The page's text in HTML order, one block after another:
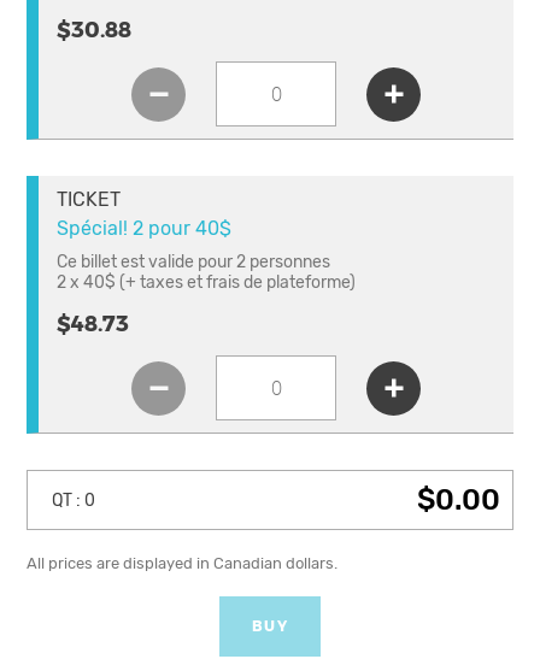
$30.88
TICKET
Spécial! 2 pour 40$
Ce billet est valide pour 2 personnes
2 x 40$ (+ taxes et frais de plateforme)
$48.73
QT : 0 $0.00
All prices are displayed in Canadian dollars.
BUY